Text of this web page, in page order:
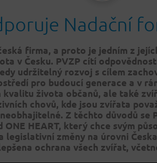
Nadační
firma, a proto je jedním z
v Česku. PVZP cítí
udržitelný rozvoj s cílem
pro budoucí generace a v
kvalitu života občanů, ale také
chovů, kde jsou zvířata
é. Z těchto důvodů se
ONE HEART, který chce svým
legislativní změny na úrovni
ochrana všech zvířat,